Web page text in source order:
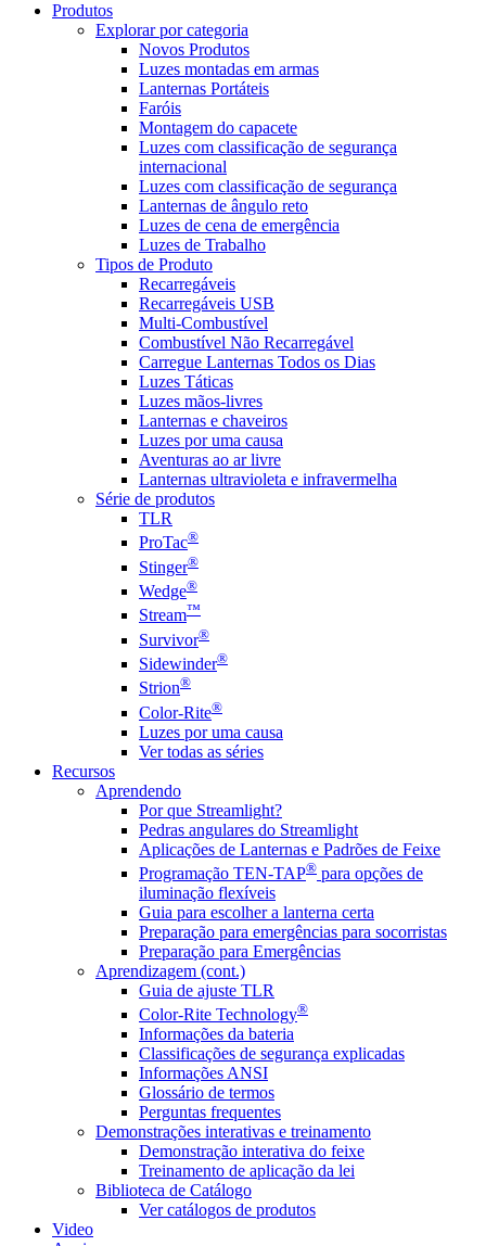
Produtos
Explorar por categoria
Novos Produtos
Luzes montadas em armas
Lanternas Portáteis
Faróis
Montagem do capacete
Luzes com classificação de segurança
internacional
Luzes com classificação de segurança
Lanternas de ângulo reto
Luzes de cena de emergência
Luzes de Trabalho
Tipos de Produto
Recarregáveis
Recarregáveis USB
Multi-Combustível
Combustível Não Recarregável
Carregue Lanternas Todos os Dias
Luzes Táticas
Luzes mãos-livres
Lanternas e chaveiros
Luzes por uma causa
Aventuras ao ar livre
Lanternas ultravioleta e infravermelha
Série de produtos
TLR
ProTac®
Stinger®
Wedge®
Stream™
Survivor®
Sidewinder®
Strion®
Color-Rite®
Luzes por uma causa
Ver todas as séries
Recursos
Aprendendo
Por que Streamlight?
Pedras angulares do Streamlight
Aplicações de Lanternas e Padrões de Feixe
Programação TEN-TAP® para opções de
iluminação flexíveis
Guia para escolher a lanterna certa
Preparação para emergências para socorristas
Preparação para Emergências
Aprendizagem (cont.)
Guia de ajuste TLR
Color-Rite Technology®
Informações da bateria
Classificações de segurança explicadas
Informações ANSI
Glossário de termos
Perguntas frequentes
Demonstrações interativas e treinamento
Demonstração interativa do feixe
Treinamento de aplicação da lei
Biblioteca de Catálogo
Ver catálogos de produtos
Video